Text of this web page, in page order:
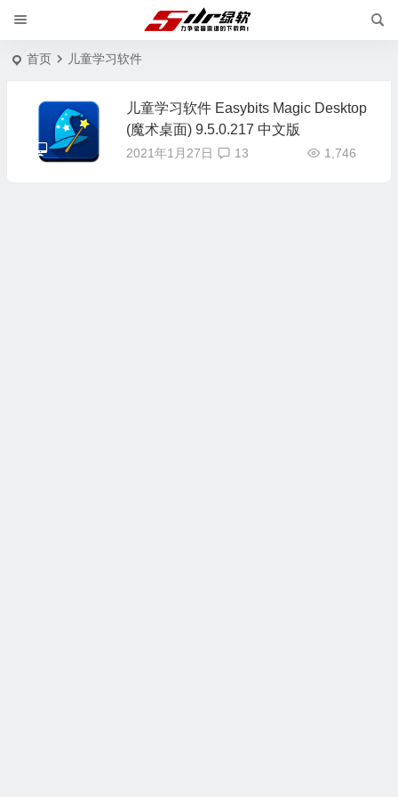
首页 儿童学习软件
儿童学习软件 Easybits Magic Desktop
(魔术桌面) 9.5.0.217 中文版
2021年1月27日 1,746
13